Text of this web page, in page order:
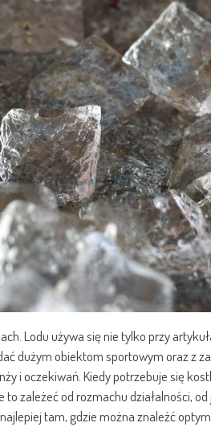
Lodu używa się nie tylko przy
dużym obiektom sportowym oraz z
i oczekiwań. Kiedy potrzebuje się
zależeć od rozmachu działalności,
tam, gdzie można znaleźć